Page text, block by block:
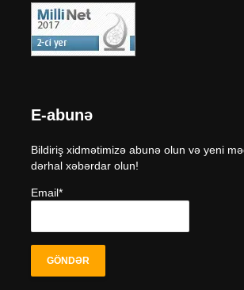
E-abunə
Bildiriş xidmətimizə abunə olun və yeni
dərhal xəbərdar olun!
Email*